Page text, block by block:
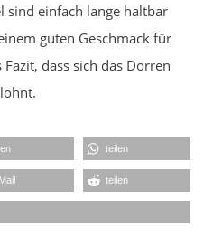
sind einfach lange haltbar
guten Geschmack für
dass sich das Dörren
teilen
teilen